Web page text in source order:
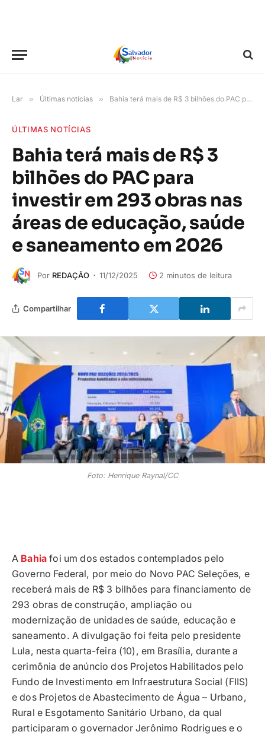
Lar » Últimas notícias » Bahia terá mais de R$ 3 bilhões do PAC para investir em 293 obras nas áreas de educação, saúde e saneamento em 2026
ÚLTIMAS NOTÍCIAS
Bahia terá mais de R$ 3
bilhões do PAC para
investir em 293 obras nas
áreas de educação, saúde
e saneamento em 2026
Por REDAÇÃO 11/12/2025 2 minutos de leitura
Compartilhar
Foto: Henrique Raynal/CC
A Bahia foi um dos estados contemplados pelo
Governo Federal, por meio do Novo PAC Seleções, e
receberá mais de R$ 3 bilhões para financiamento de
293 obras de construção, ampliação ou
modernização de unidades de saúde, educação e
saneamento. A divulgação foi feita pelo presidente
Lula, nesta quarta-feira (10), em Brasília, durante a
cerimônia de anúncio dos Projetos Habilitados pelo
Fundo de Investimento em Infraestrutura Social (FIIS)
e dos Projetos de Abastecimento de Água – Urbano,
Rural e Esgotamento Sanitário Urbano, da qual
participaram o governador Jerônimo Rodrigues e o